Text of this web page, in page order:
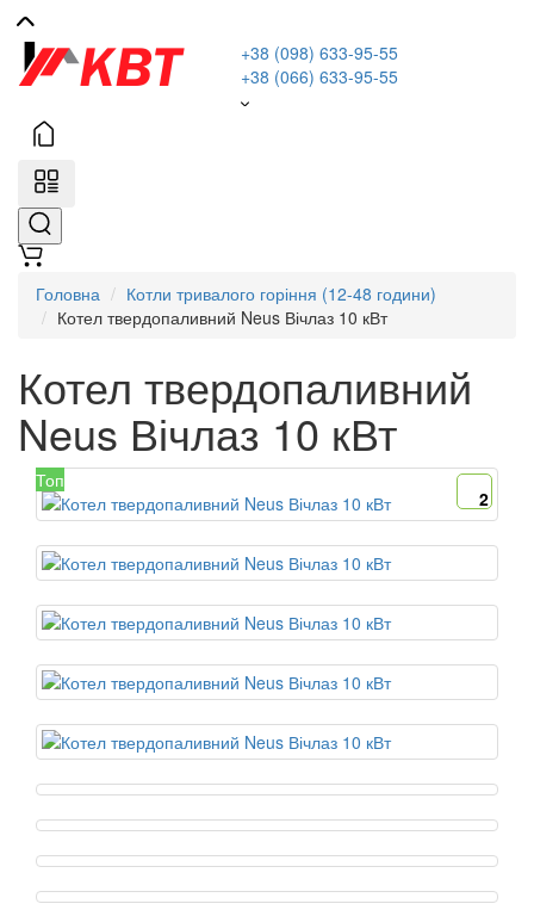
+38 (098) 633-95-55
+38 (066) 633-95-55
Головна
Котли тривалого горіння (12-48 години)
Котел твердопаливний Neus Вічлаз 10 кВт
Котел твердопаливний
Neus Вічлаз 10 кВт
2
Топ